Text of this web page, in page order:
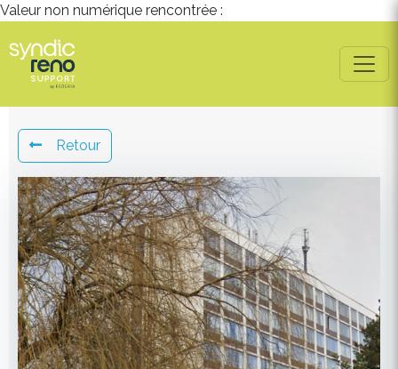
Valeur non numérique rencontrée :
Retour